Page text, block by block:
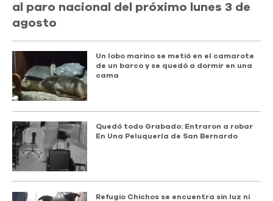
al paro nacional del próximo lunes 3 de
agosto
Un lobo marino se metió en el camarote
de un barco y se quedó a dormir en una
cama
Quedó todo Grabado: Entraron a robar
En Una Peluquería de San Bernardo
Refugio Chichos se encuentra sin luz ni